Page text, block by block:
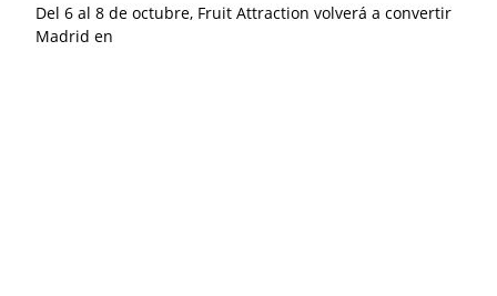
Del 6 al 8 de octubre, Fruit Attraction volverá a convertir
Madrid en